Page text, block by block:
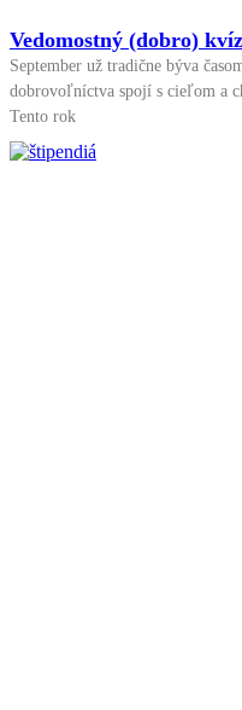
Vedomostný (dobro) kvíz
September už tradične býva
dobrovoľníctva spojí s cieľom a
Tento rok